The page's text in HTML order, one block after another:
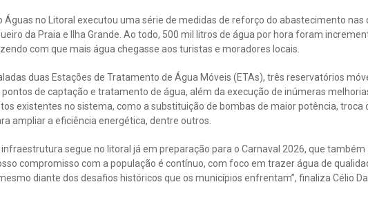
Águas no Litoral executou uma série de medidas de reforço do abastecimento nas
da Praia e Ilha Grande. Ao todo, 500 mil litros de água por hora foram
com que mais água chegasse aos turistas e moradores locais.
duas Estações de Tratamento de Água Móveis (ETAs), três reservatórios
de captação e tratamento de água, além da execução de inúmeras
existentes no sistema, como a substituição de bombas de maior potência, troca
ampliar a eficiência energética, dentre outros.
infraestrutura segue no litoral já em preparação para o Carnaval 2026, que
compromisso com a população é contínuo, com foco em trazer água de
diante dos desafios históricos que os municípios enfrentam”, finaliza Célio